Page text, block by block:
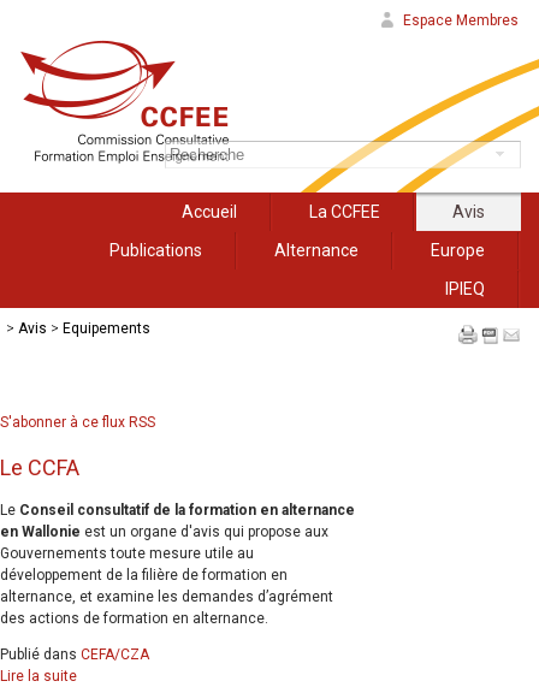
Espace Membres
Accueil La CCFEE
Avis
Publications
Alternance
Europe
IPIEQ
> Avis > Equipements
S'abonner à ce flux RSS
Le CCFA
Le Conseil consultatif de la formation en alternance
en Wallonie est un organe d'avis qui propose aux
Gouvernements toute mesure utile au
développement de la filière de formation en
alternance, et examine les demandes d’agrément
des actions de formation en alternance.
Publié dans CEFA/CZA
Lire la suite